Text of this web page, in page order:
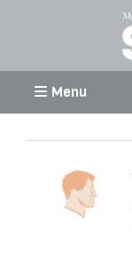
Menu